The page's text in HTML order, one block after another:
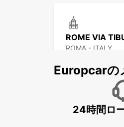
ROME VIA
ROMA - ITALY
ROME VIA
Europcarの
24時間ロ